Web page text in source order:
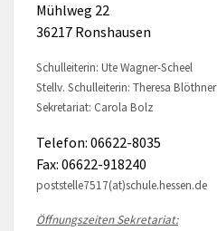
Mühlweg 22
36217 Ronshausen
Schulleiterin: Ute Wagner-Scheel
Stellv. Schulleiterin: Theresa Blöthner
Sekretariat: Carola Bolz
Telefon: 06622-8035
Fax: 06622-918240
poststelle7517(at)schule.hessen.de
Öffnungszeiten Sekretariat: